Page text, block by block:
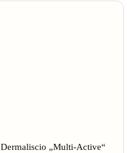
Dermaliscio „Multi-Active“